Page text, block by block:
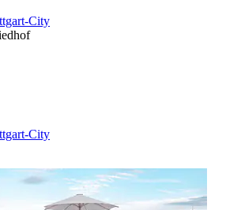
City
City